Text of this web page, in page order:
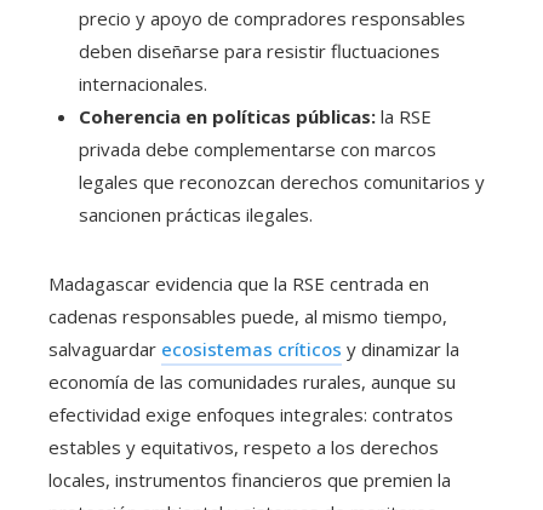
precio y apoyo de compradores responsables
deben diseñarse para resistir fluctuaciones
internacionales.
Coherencia en políticas públicas: la RSE
privada debe complementarse con marcos
legales que reconozcan derechos comunitarios y
sancionen prácticas ilegales.
Madagascar evidencia que la RSE centrada en
cadenas responsables puede, al mismo tiempo,
salvaguardar ecosistemas críticos y dinamizar la
economía de las comunidades rurales, aunque su
efectividad exige enfoques integrales: contratos
estables y equitativos, respeto a los derechos
locales, instrumentos financieros que premien la